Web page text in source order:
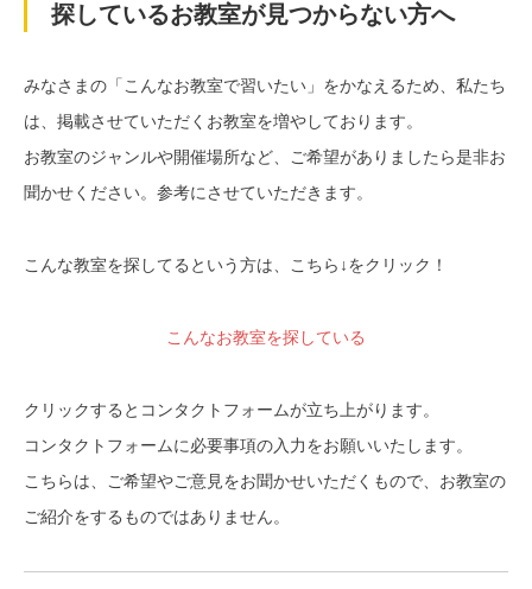
探しているお教室が見つからない方へ
みなさまの「こんなお教室で習いたい」をかなえるため、私たち
は、掲載させていただくお教室を増やしております。
お教室のジャンルや開催場所など、ご希望がありましたら是非お
聞かせください。参考にさせていただきます。
こんな教室を探してるという方は、こちら↓をクリック！
こんなお教室を探している
クリックするとコンタクトフォームが立ち上がります。
コンタクトフォームに必要事項の入力をお願いいたします。
こちらは、ご希望やご意見をお聞かせいただくもので、お教室の
ご紹介をするものではありません。